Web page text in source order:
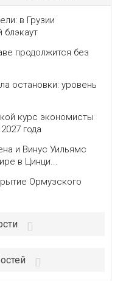
в Грузии
продолжится без
остановки: уровень
курс экономисты
года
и Винус Уильямс
в Цинци...
Ормузского